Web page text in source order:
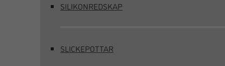
SILIKONREDSKAP
SLICKEPOTTAR